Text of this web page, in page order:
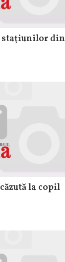
staţiunilor din
la copil